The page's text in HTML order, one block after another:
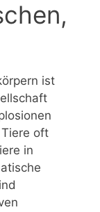
ist
oft
in